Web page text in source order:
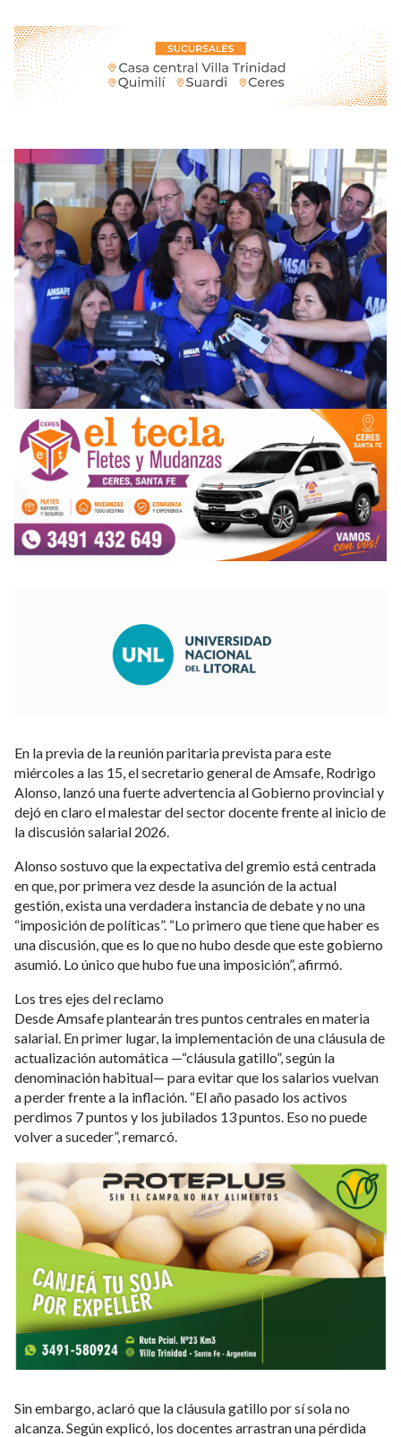
En la previa de la reunión paritaria prevista para este
miércoles a las 15, el secretario general de Amsafe, Rodrigo
Alonso, lanzó una fuerte advertencia al Gobierno provincial y
dejó en claro el malestar del sector docente frente al inicio de
la discusión salarial 2026.
Alonso sostuvo que la expectativa del gremio está centrada
en que, por primera vez desde la asunción de la actual
gestión, exista una verdadera instancia de debate y no una
“imposición de políticas”. “Lo primero que tiene que haber es
una discusión, que es lo que no hubo desde que este gobierno
asumió. Lo único que hubo fue una imposición”, afirmó.
Los tres ejes del reclamo
Desde Amsafe plantearán tres puntos centrales en materia
salarial. En primer lugar, la implementación de una cláusula de
actualización automática —“cláusula gatillo”, según la
denominación habitual— para evitar que los salarios vuelvan
a perder frente a la inflación. “El año pasado los activos
perdimos 7 puntos y los jubilados 13 puntos. Eso no puede
volver a suceder”, remarcó.
Sin embargo, aclaró que la cláusula gatillo por sí sola no
alcanza. Según explicó, los docentes arrastran una pérdida